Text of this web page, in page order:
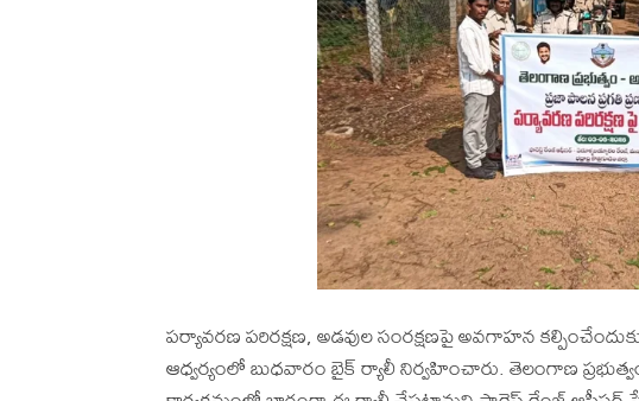
పర్యావరణ పరిరక్షణ, అడవుల సంరక్షణపై అవగాహన
ఆధ్వర్యంలో బుధవారం బైక్ ర్యాలీ నిర్వహించారు. తెలంగాణ